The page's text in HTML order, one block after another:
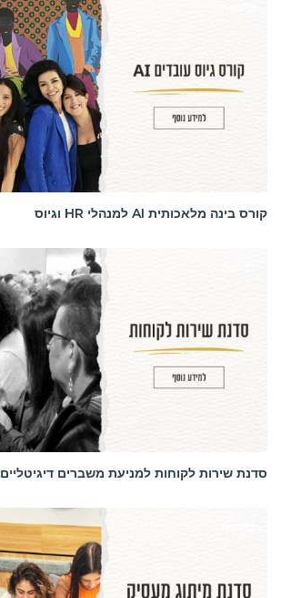
קורס בינה מלאכותית AI למנהלי HR וגיוס
סדנת שירות לקוחות למניעת משברים דיגיטליים